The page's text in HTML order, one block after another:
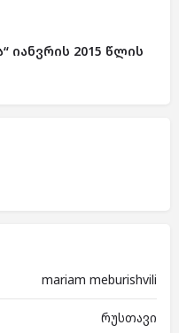
იანვრის 2015 წლის
mariam meburishvili
რუსთავი